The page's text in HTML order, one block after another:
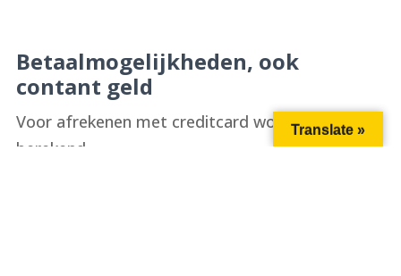
Betaalmogelijkheden, ook
contant geld
Voor afrekenen met creditcard wordt € 3,- extra
berekend.
Translate »